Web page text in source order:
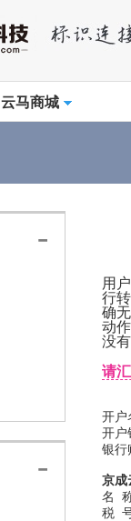
云马商城
用
行
确
动
没
请
开
开户
银行
京成
名
税